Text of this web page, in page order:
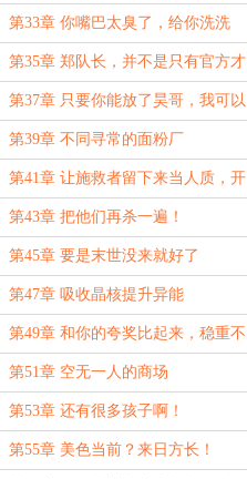
第33章 你嘴巴太臭了，给你洗洗
第35章 郑队长，并不是只有官方才
有异能者
第37章 只要你能放了昊哥，我可以
给你们水
第39章 不同寻常的面粉厂
第41章 让施救者留下来当人质，开
什么玩笑？
第43章 把他们再杀一遍！
第45章 要是末世没来就好了
第47章 吸收晶核提升异能
第49章 和你的夸奖比起来，稳重不
值一提
第51章 空无一人的商场
第53章 还有很多孩子啊！
第55章 美色当前？来日方长！